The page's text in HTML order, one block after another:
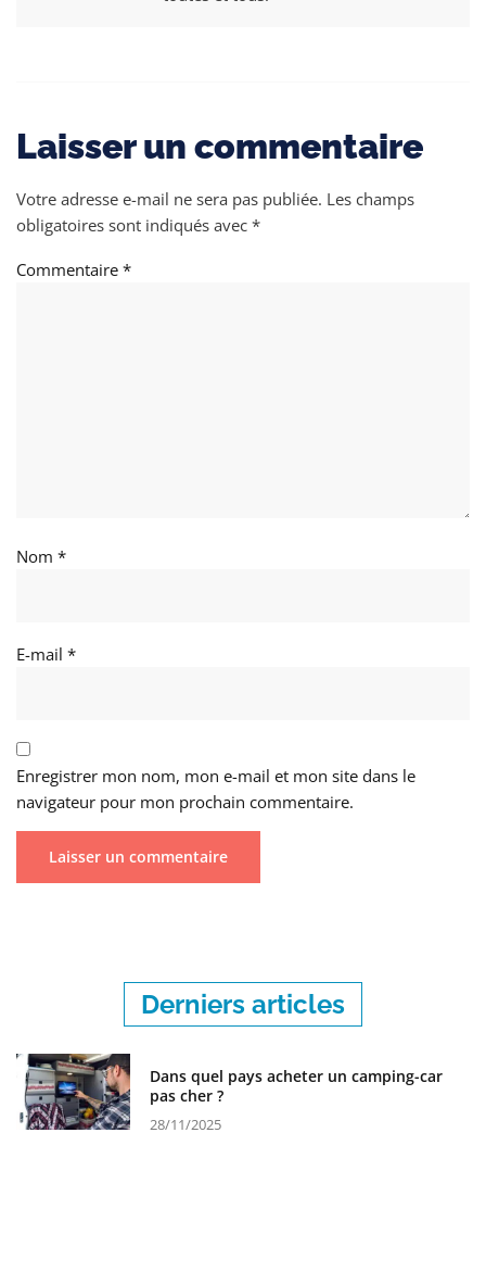
Laisser un commentaire
Votre adresse e-mail ne sera pas publiée. Les champs
obligatoires sont indiqués avec *
Commentaire *
Nom *
E-mail *
Enregistrer mon nom, mon e-mail et mon site dans le
navigateur pour mon prochain commentaire.
Derniers articles
Dans quel pays acheter un camping-car
pas cher ?
28/11/2025